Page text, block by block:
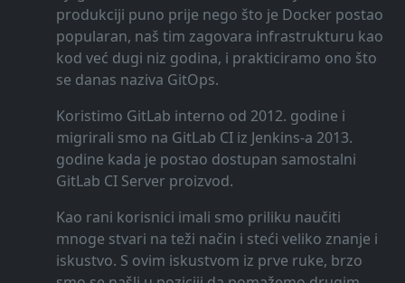
produkciji puno prije nego što je Docker postao
popularan, naš tim zagovara infrastrukturu kao
kod već dugi niz godina, i prakticiramo ono što
se danas naziva GitOps.
Koristimo GitLab interno od 2012. godine i
migrirali smo na GitLab CI iz Jenkins-a 2013.
godine kada je postao dostupan samostalni
GitLab CI Server proizvod.
Kao rani korisnici imali smo priliku naučiti
mnoge stvari na teži način i steći veliko znanje i
iskustvo. S ovim iskustvom iz prve ruke, brzo